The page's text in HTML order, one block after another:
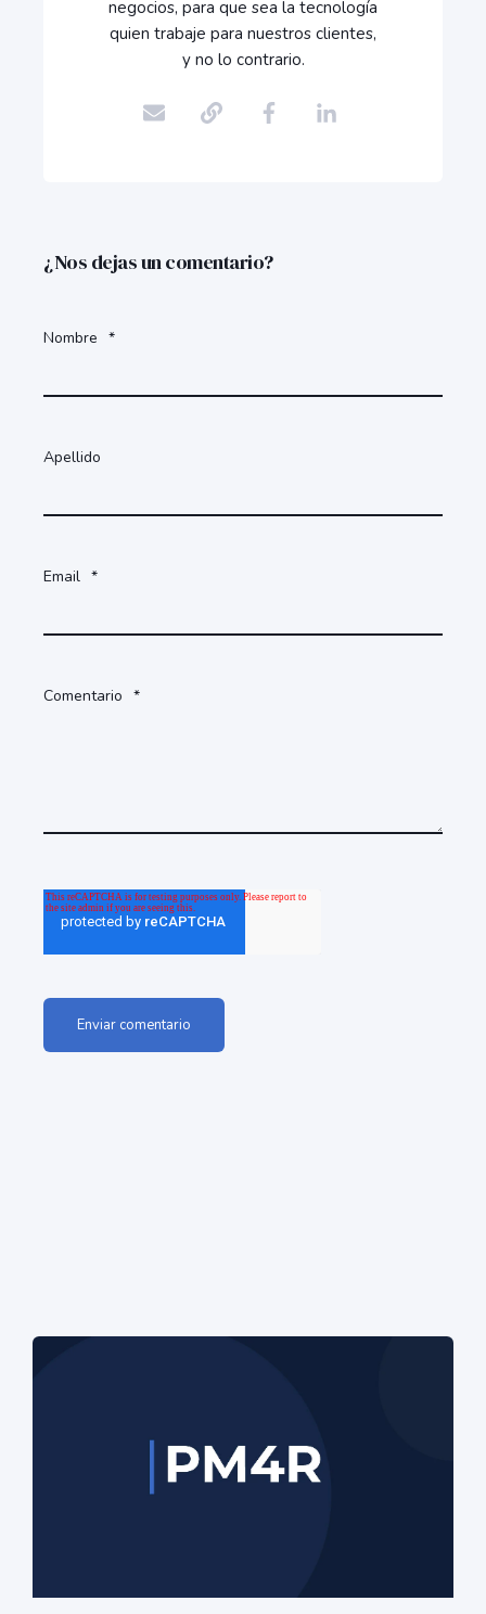
negocios, para que sea la tecnología
quien trabaje para nuestros clientes,
y no lo contrario.
¿Nos dejas un comentario?
Nombre *
Apellido
Email *
Comentario *